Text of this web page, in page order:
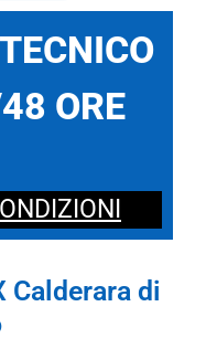
ORE
Calderara di